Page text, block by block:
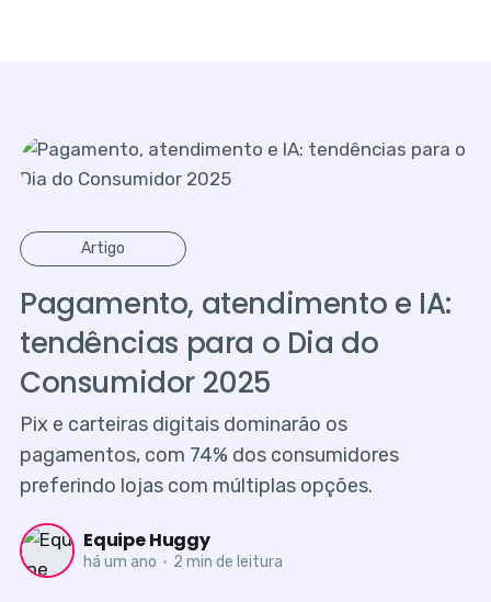
Artigo
Pagamento, atendimento e IA:
tendências para o Dia do
Consumidor 2025
Pix e carteiras digitais dominarão os
pagamentos, com 74% dos consumidores
preferindo lojas com múltiplas opções.
Equipe Huggy
há um ano • 2 min de leitura